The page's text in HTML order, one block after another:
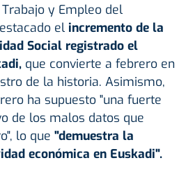
y Empleo del
el incremento de la
Social registrado el
que convierte a febrero en
de la historia. Asimismo,
ha supuesto "una fuerte
de los malos datos que
lo que "demuestra la
económica en Euskadi".